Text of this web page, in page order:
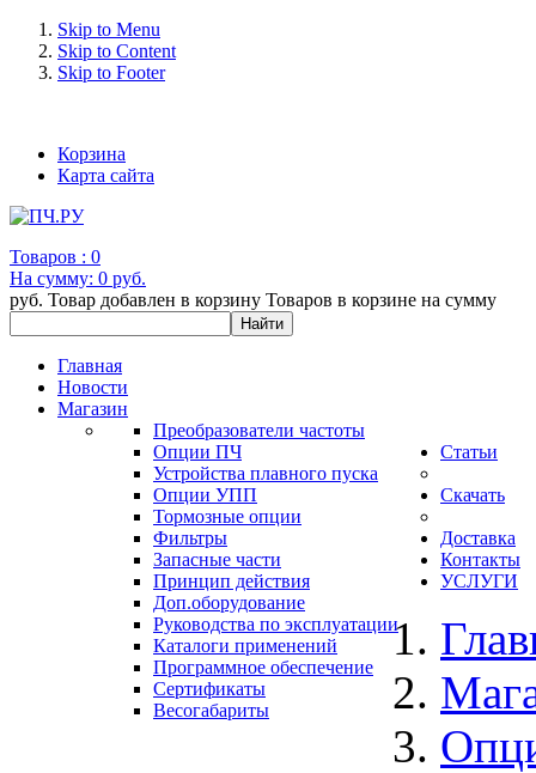
Skip to Menu
Skip to Content
Skip to Footer
Корзина
Карта сайта
Товаров : 0
На сумму: 0 руб.
руб. Товар добавлен в корзину Товаров в корзине на сумму
Главная
Новости
Магазин
Преобразователи частоты
Опции ПЧ
Устройства плавного пуска
Опции УПП
Тормозные опции
Фильтры
Запасные части
Статьи
Принцип действия
Доп.оборудование
Скачать
Руководства по эксплуатации
Каталоги применений
Программное обеспечение
Сертификаты
Весогабариты
Доставка
Контакты
УСЛУГИ